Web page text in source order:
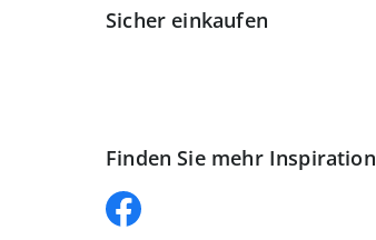
Sicher einkaufen
Finden Sie mehr Inspiration